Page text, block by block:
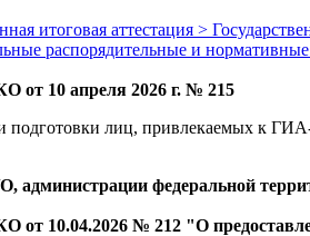
итоговая аттестация >
распорядительные и
10 апреля 2026 г. № 215
подготовки лиц, привлекаемых к
администрации федеральной
10.04.2026 № 212 "О